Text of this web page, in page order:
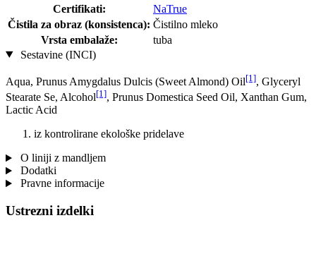
Certifikati:
NaTrue
Čistila za obraz (konsistenca): Čistilno mleko
Vrsta embalaže:
tuba
Sestavine (INCI)
Aqua, Prunus Amygdalus Dulcis (Sweet Almond) Oil[1], Glyceryl
Stearate Se, Alcohol[1], Prunus Domestica Seed Oil, Xanthan Gum,
Lactic Acid
iz kontrolirane ekološke pridelave
O liniji z mandljem
Dodatki
Pravne informacije
Ustrezni izdelki